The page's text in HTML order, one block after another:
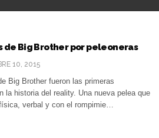
de Big Brother por peleoneras
10, 2015
Big Brother fueron las primeras
la historia del reality. Una nueva pelea que
verbal y con el rompimie…